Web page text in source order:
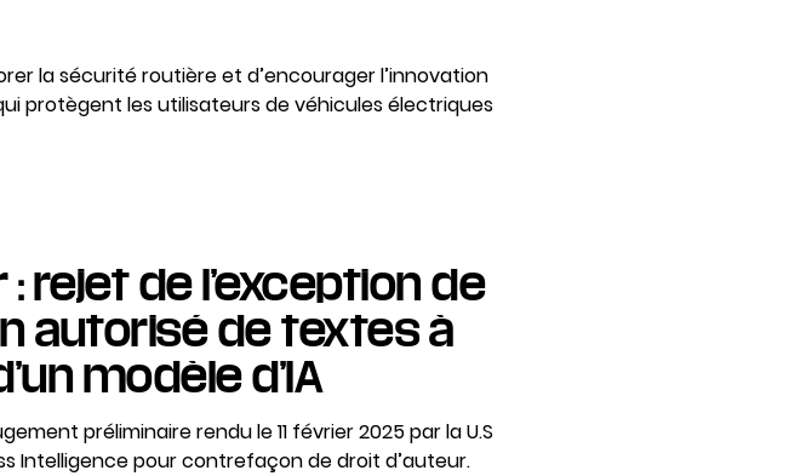
la sécurité routière et d’encourager l’innovation
protègent les utilisateurs de véhicules électriques
rejet de l’exception de
autorisé de textes à
modèle d’IA
préliminaire rendu le 11 février 2025 par la U.S
Intelligence pour contrefaçon de droit d’auteur.